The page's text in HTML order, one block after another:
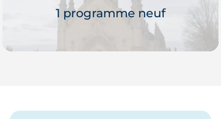
1 programme neuf
Je découvre